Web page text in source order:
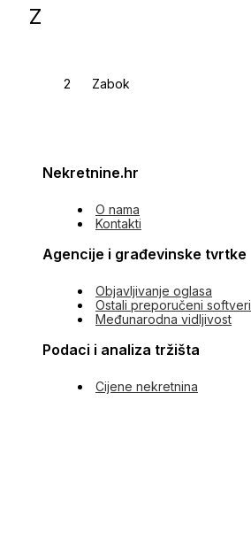
Z
Zabok
Nekretnine.hr
O nama
Kontakti
Agencije i građevinske tvrtke
Objavljivanje oglasa
Ostali preporučeni softveri
Međunarodna vidljivost
Podaci i analiza tržišta
Cijene nekretnina